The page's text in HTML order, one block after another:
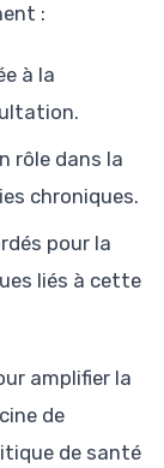
:
à la
rôle dans la
chroniques.
pour la
liés à cette
amplifier la
de
de santé